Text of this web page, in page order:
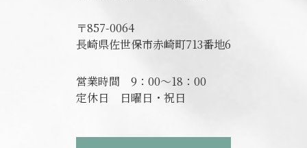
〒857-0064
長崎県佐世保市赤崎町713番地6
営業時間 9：00～18：00
定休日
日曜日・祝日